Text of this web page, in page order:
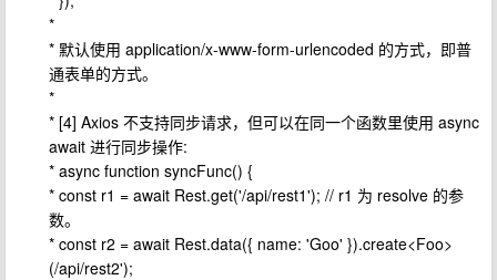
*
* 默认使用 application/x-www-form-urlencoded 的方式，即普
通表单的方式。
*
* [4] Axios 不支持同步请求，但可以在同一个函数里使用 async
await 进行同步操作:
* async function syncFunc() {
* const r1 = await Rest.get('/api/rest1'); // r1 为 resolve 的参
数。
* const r2 = await Rest.data({ name: 'Goo' }).create<Foo>
(/api/rest2');